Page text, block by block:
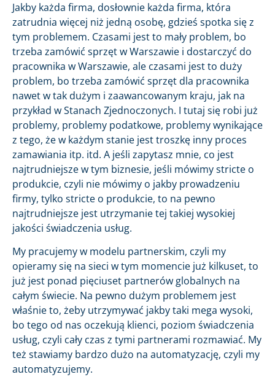
Jakby każda firma, dosłownie każda firma, która
zatrudnia więcej niż jedną osobę, gdzieś spotka się z
tym problemem. Czasami jest to mały problem, bo
trzeba zamówić sprzęt w Warszawie i dostarczyć do
pracownika w Warszawie, ale czasami jest to duży
problem, bo trzeba zamówić sprzęt dla pracownika
nawet w tak dużym i zaawancowanym kraju, jak na
przykład w Stanach Zjednoczonych. I tutaj się robi już
problemy, problemy podatkowe, problemy wynikające
z tego, że w każdym stanie jest troszkę inny proces
zamawiania itp. itd. A jeśli zapytasz mnie, co jest
najtrudniejsze w tym biznesie, jeśli mówimy stricte o
produkcie, czyli nie mówimy o jakby prowadzeniu
firmy, tylko stricte o produkcie, to na pewno
najtrudniejsze jest utrzymanie tej takiej wysokiej
jakości świadczenia usług.
My pracujemy w modelu partnerskim, czyli my
opieramy się na sieci w tym momencie już kilkuset, to
już jest ponad pięciuset partnerów globalnych na
całym świecie. Na pewno dużym problemem jest
właśnie to, żeby utrzymywać jakby taki mega wysoki,
bo tego od nas oczekują klienci, poziom świadczenia
usług, czyli cały czas z tymi partnerami rozmawiać. My
też stawiamy bardzo dużo na automatyzację, czyli my
automatyzujemy.